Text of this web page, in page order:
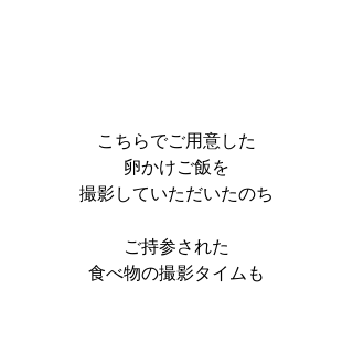
こちらでご用意した
卵かけご飯を
撮影していただいたのち
ご持参された
食べ物の撮影タイムも